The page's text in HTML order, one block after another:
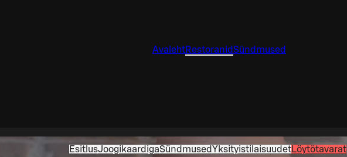
AvalehtRestoranidSündmused
EsitlusJoogikaardigaSündmusedYksityistilaisuudetLöytötavarat